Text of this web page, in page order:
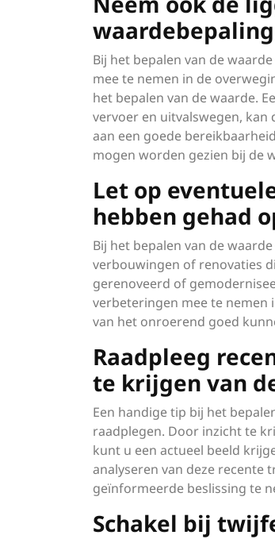
Bij het bepalen van de
mee te nemen in de
het bepalen van de waarde.
vervoer en uitvalswegen, kan
aan een goede
mogen worden gezien bij de
Let op
hebben gehad
Bij het bepalen van de
verbouwingen of renovaties
gerenoveerd of
verbeteringen mee te nemen
van het onroerend goed
Raadpleeg
te krijgen van
Een handige tip bij het
raadplegen. Door inzicht te
kunt u een actueel beeld
analyseren van deze recente
geïnformeerde beslissing te
Schakel bij